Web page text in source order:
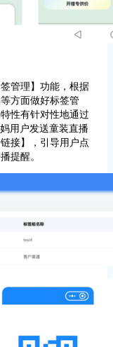
管理】功能，根据
方面做好标签管
性有针对性地通过
用户发送童装直播
接】，引导用户点
提醒。